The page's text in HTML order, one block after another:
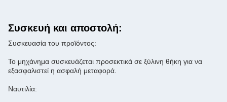
Συσκευή και αποστολή:
Συσκευασία του προϊόντος:
Το μηχάνημα συσκευάζεται προσεκτικά σε ξύλινη θήκη για να
εξασφαλιστεί η ασφαλή μεταφορά.
Ναυτιλία: